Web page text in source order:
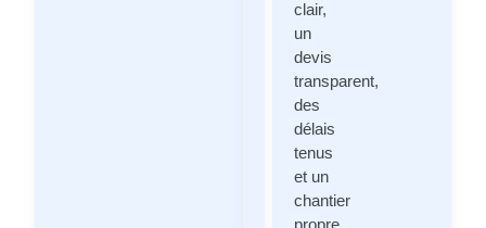
clair,
un
devis
transparent,
des
délais
tenus
et un
chantier
propre